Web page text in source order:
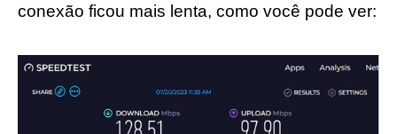
conexão ficou mais lenta, como você pode ver: